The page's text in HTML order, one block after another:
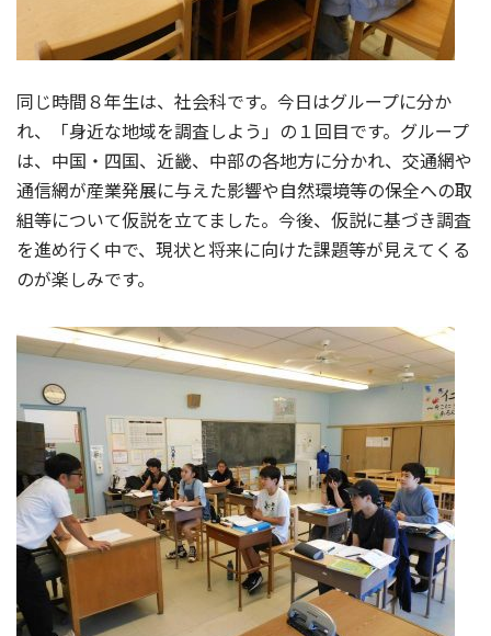
同じ時間８年生は、社会科です。今日はグループに分か
れ、「身近な地域を調査しよう」の１回目です。グループ
は、中国・四国、近畿、中部の各地方に分かれ、交通網や
通信網が産業発展に与えた影響や自然環境等の保全への取
組等について仮説を立てました。今後、仮説に基づき調査
を進め行く中で、現状と将来に向けた課題等が見えてくる
のが楽しみです。